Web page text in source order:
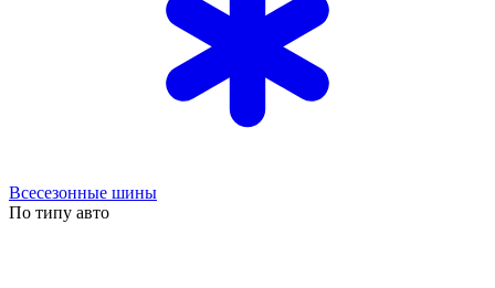
Всесезонные шины
По типу авто